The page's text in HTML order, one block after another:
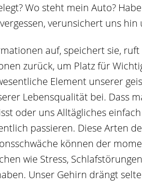
Wo steht mein Auto?
verunsichert uns hin
auf, speichert sie,
zurück, um Platz für
Element unserer
Lebensqualität bei. Dass
oder uns Alltägliches
passieren. Diese Arten
können der
wie Stress,
Unser Gehirn drängt